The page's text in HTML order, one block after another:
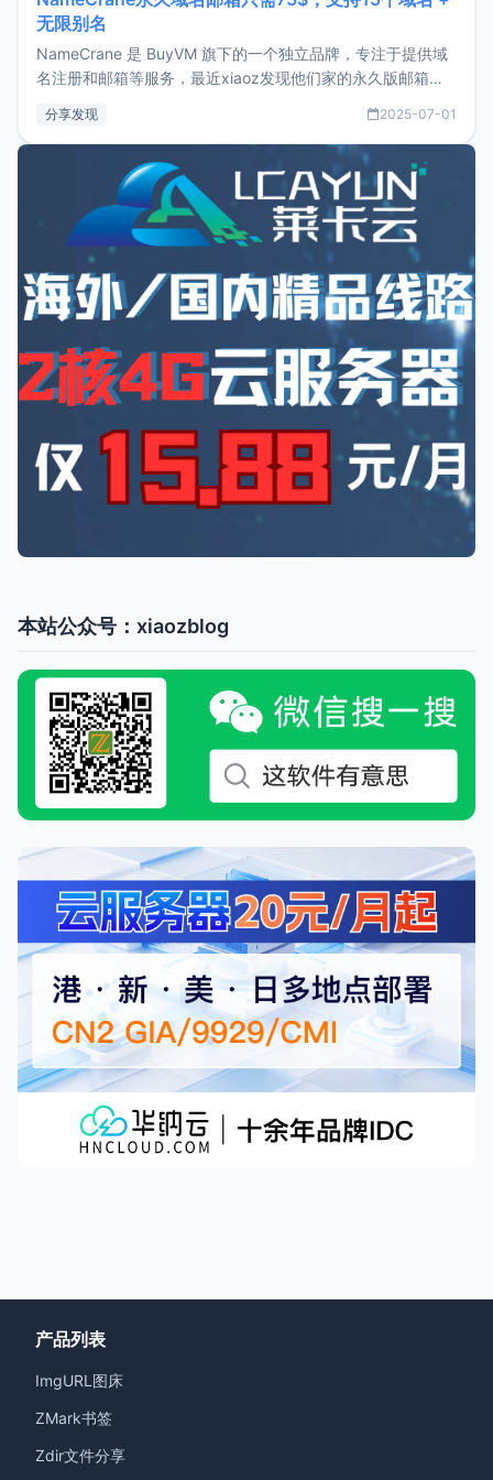
无限别名
NameCrane 是 BuyVM 旗下的一个独立品牌，专注于提供域
名注册和邮箱等服务，最近xiaoz发现他们家的永久版邮箱服
又实惠的域名邮箱，不妨尝试一下 NameCrane。注册
NameCraneNameCrane不支持直接注册，必须要购买
分享发现 2025-07-01
本站公众号：xiaozblog
产品列表
ImgURL图床
ZMark书签
Zdir文件分享